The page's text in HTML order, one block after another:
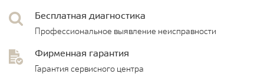
Бесплатная диагностика
Профессиональное выявление неисправности
Фирменная гарантия
Гарантия сервисного центра